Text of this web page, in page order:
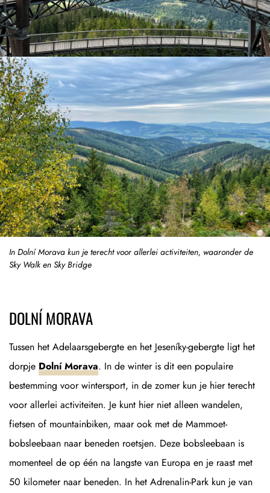
In Dolní Morava kun je terecht voor allerlei activiteiten, waaronder de
Sky Walk en Sky Bridge
DOLNÍ MORAVA
Tussen het Adelaarsgebergte en het Jeseníky-gebergte ligt het
dorpje Dolní Morava. In de winter is dit een populaire
bestemming voor wintersport, in de zomer kun je hier terecht
voor allerlei activiteiten. Je kunt hier niet alleen wandelen,
fietsen of mountainbiken, maar ook met de Mammoet-
bobsleebaan naar beneden roetsjen. Deze bobsleebaan is
momenteel de op één na langste van Europa en je raast met
50 kilometer naar beneden. In het Adrenalin-Park kun je van